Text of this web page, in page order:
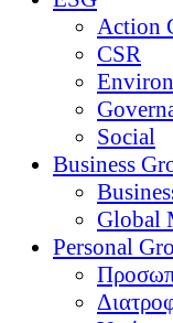
Action
CSR
Social
Business
Global
Personal